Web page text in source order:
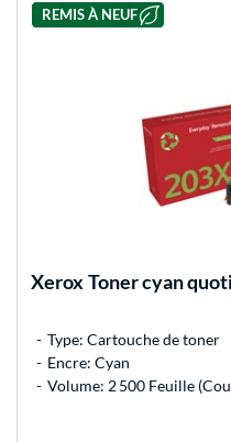
REMIS À NEUF
XeroxToner cyan
Type: Cartouche de toner
Encre: Cyan
Volume: 2 500 Feuille